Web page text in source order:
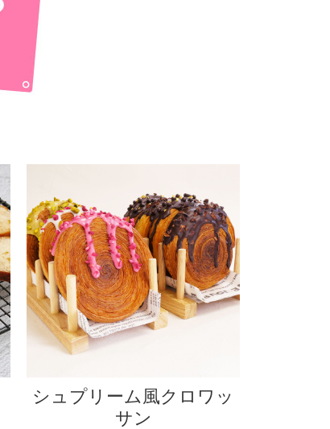
シュプリーム風クロワッ
サン